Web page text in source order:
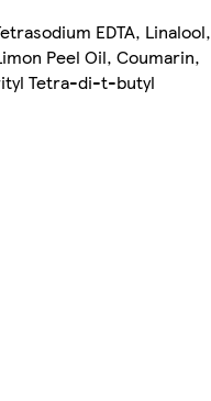
EDTA, Linalool,
Peel Oil, Coumarin,
Tetra-di-t-butyl